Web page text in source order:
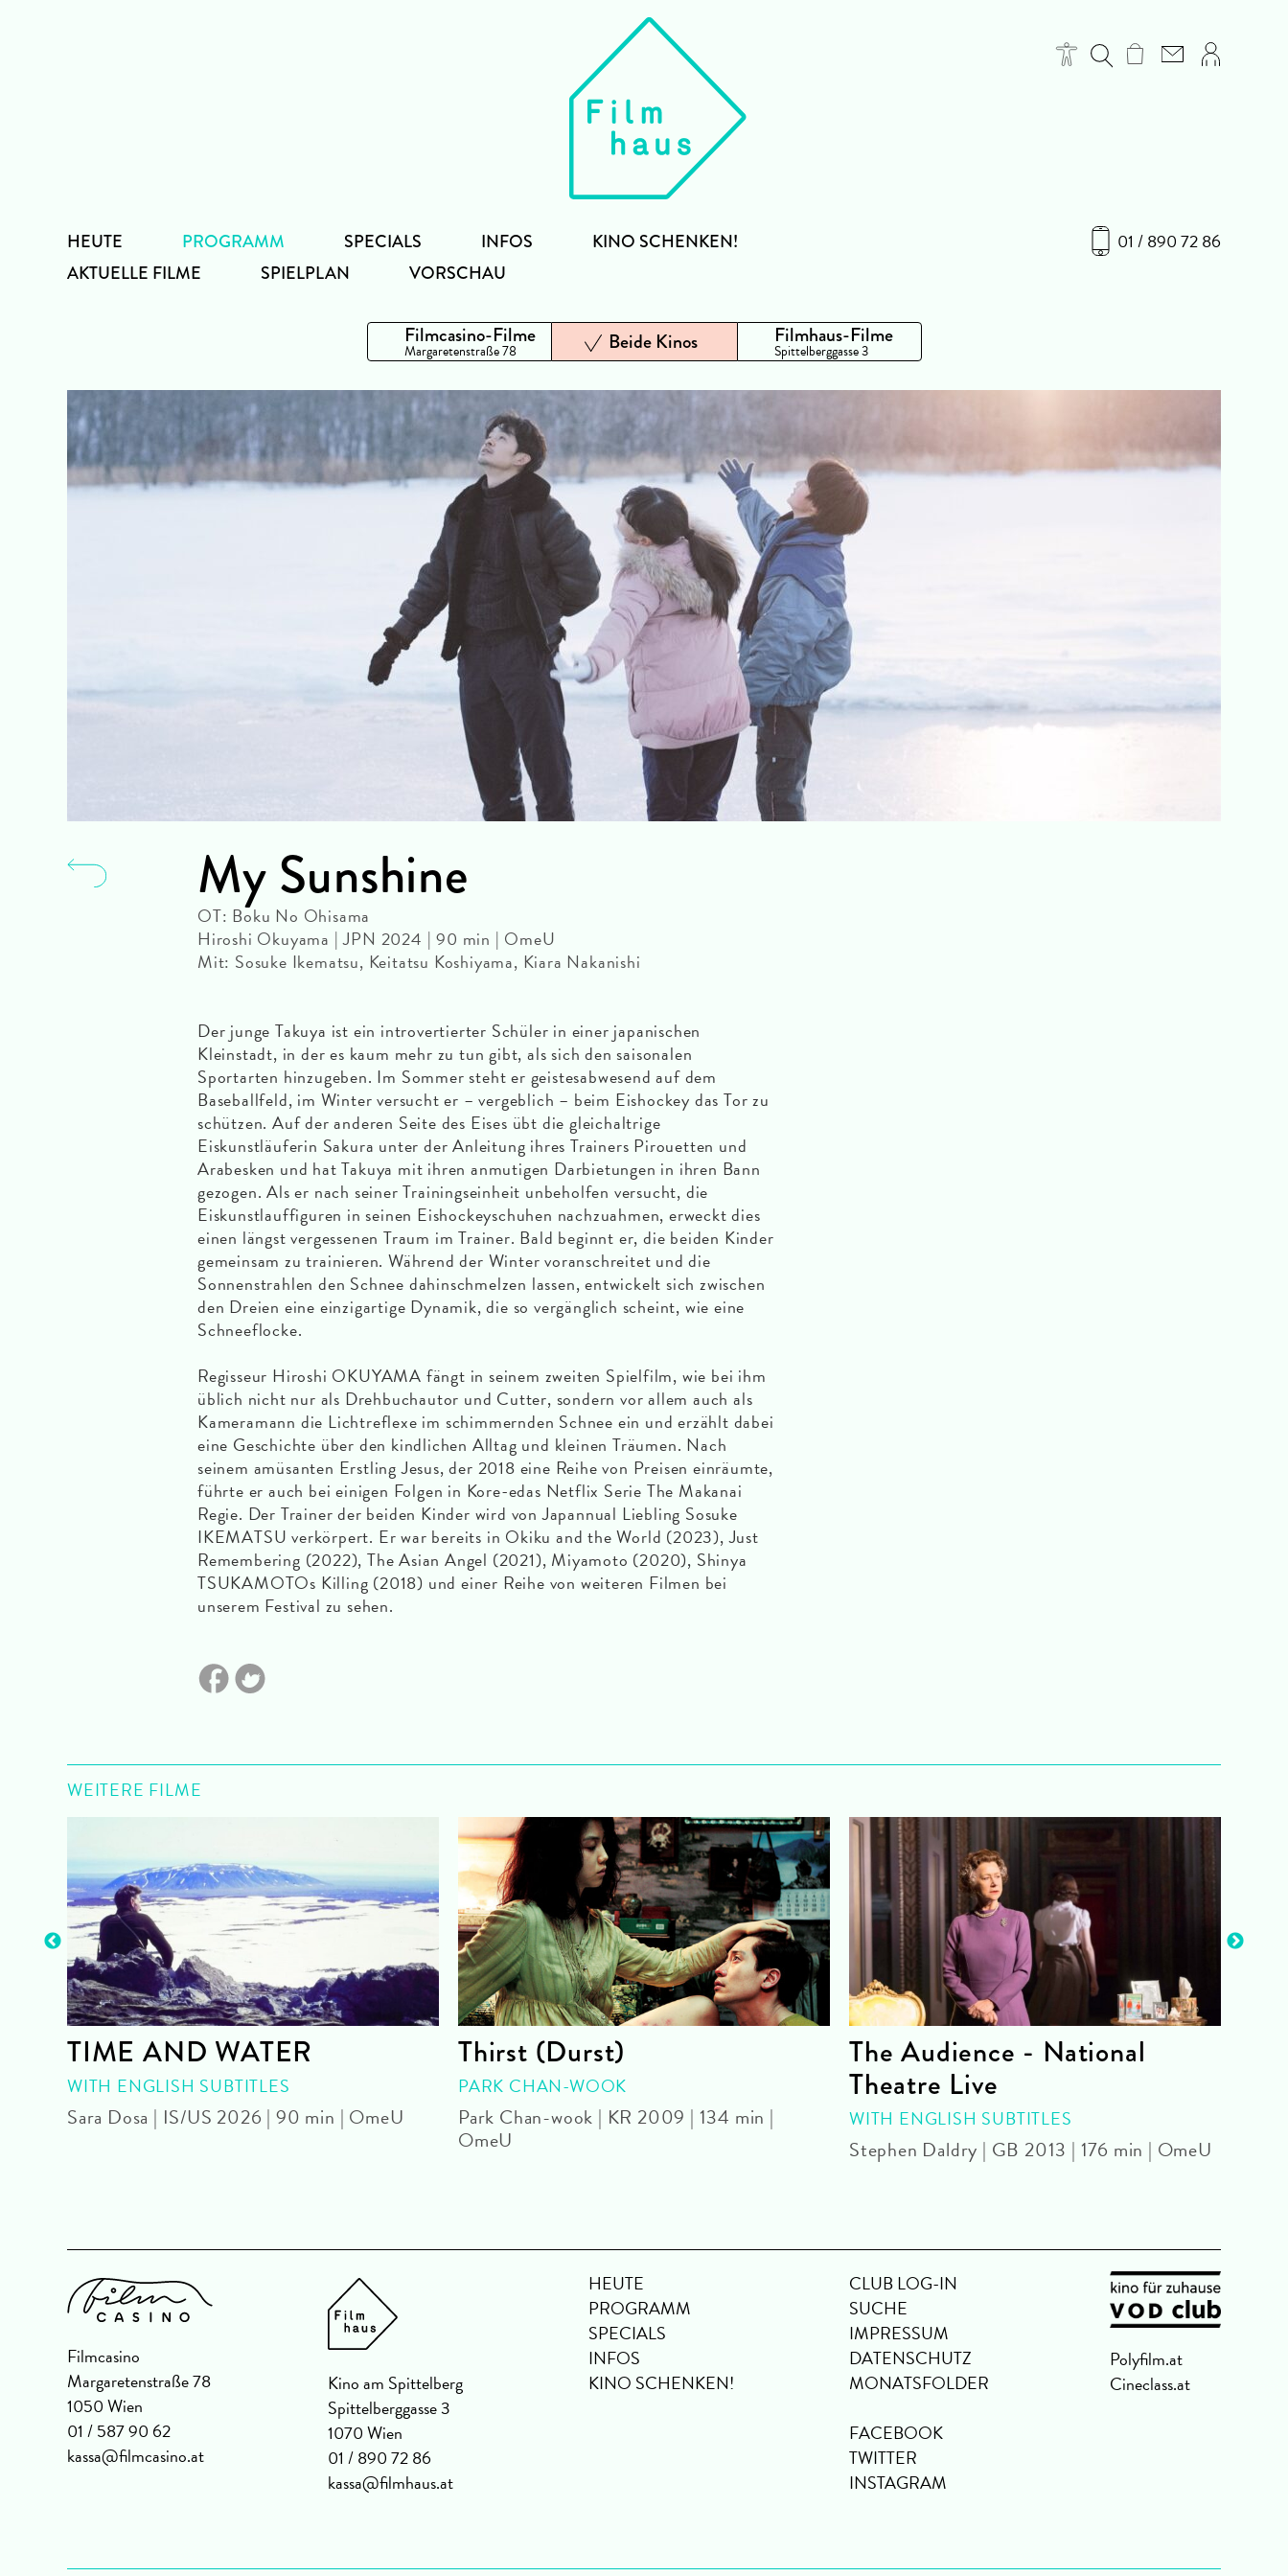
01 / 890 72 86
HEUTE
PROGRAMM
AKTUELLE FILME
SPIELPLAN VORSCHAU
SPECIALS INFOS KINO SCHENKEN!
Filmcasino-Filme
Margaretenstraße 78 Beide Kinos Filmhaus-Filme
Spittelberggasse 3
My Sunshine
OT: Boku No Ohisama
Hiroshi Okuyama | JPN 2024 | 90 min | OmeU
Mit: Sosuke Ikematsu, Keitatsu Koshiyama, Kiara Nakanishi
Der junge Takuya ist ein introvertierter Schüler in einer japanischen
Kleinstadt, in der es kaum mehr zu tun gibt, als sich den saisonalen
Sportarten hinzugeben. Im Sommer steht er geistesabwesend auf dem
Baseballfeld, im Winter versucht er – vergeblich – beim Eishockey das Tor zu
schützen. Auf der anderen Seite des Eises übt die gleichaltrige
Eiskunstläuferin Sakura unter der Anleitung ihres Trainers Pirouetten und
Arabesken und hat Takuya mit ihren anmutigen Darbietungen in ihren Bann
gezogen. Als er nach seiner Trainingseinheit unbeholfen versucht, die
Eiskunstlauffiguren in seinen Eishockeyschuhen nachzuahmen, erweckt dies
einen längst vergessenen Traum im Trainer. Bald beginnt er, die beiden Kinder
gemeinsam zu trainieren. Während der Winter voranschreitet und die
Sonnenstrahlen den Schnee dahinschmelzen lassen, entwickelt sich zwischen
den Dreien eine einzigartige Dynamik, die so vergänglich scheint, wie eine
Schneeflocke.
Regisseur Hiroshi OKUYAMA fängt in seinem zweiten Spielfilm, wie bei ihm
üblich nicht nur als Drehbuchautor und Cutter, sondern vor allem auch als
Kameramann die Lichtreflexe im schimmernden Schnee ein und erzählt dabei
eine Geschichte über den kindlichen Alltag und kleinen Träumen. Nach
seinem amüsanten Erstling Jesus, der 2018 eine Reihe von Preisen einräumte,
führte er auch bei einigen Folgen in Kore-edas Netflix Serie The Makanai
Regie. Der Trainer der beiden Kinder wird von Japannual Liebling Sosuke
IKEMATSU verkörpert. Er war bereits in Okiku and the World (2023), Just
Remembering (2022), The Asian Angel (2021), Miyamoto (2020), Shinya
TSUKAMOTOs Killing (2018) und einer Reihe von weiteren Filmen bei
unserem Festival zu sehen.
WEITERE FILME
TIME AND WATER
WITH ENGLISH SUBTITLES
Sara Dosa | IS/US 2026 | 90 min | OmeU
Thirst (Durst)
PARK CHAN-WOOK
Park Chan-wook | KR 2009 | 134 min |
OmeU
The Audience - National
Theatre Live
WITH ENGLISH SUBTITLES
Stephen Daldry | GB 2013 | 176 min | OmeU
Filmcasino
Margaretenstraße 78
1050 Wien
01 / 587 90 62
kassa@filmcasino.at
Kino am Spittelberg
Spittelberggasse 3
1070 Wien
01 / 890 72 86
kassa@filmhaus.at
HEUTE
PROGRAMM
SPECIALS
INFOS
KINO SCHENKEN!
CLUB LOG-IN
SUCHE
IMPRESSUM
DATENSCHUTZ
MONATSFOLDER
FACEBOOK
TWITTER
INSTAGRAM
Polyfilm.at
Cineclass.at